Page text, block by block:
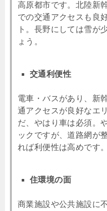
高原都市です。北陸新
での交通アクセスも良
ト。長野にしては雪が
ょう。
交通利便性
電車・バスがあり、新
通アクセスが良好なエ
だ、やはり車は必須。
ックですが、道路網が
れば利便性は高めです。
住環境の面
商業施設や公共施設に